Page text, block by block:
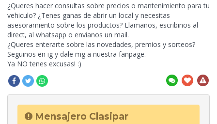
¿Queres hacer consultas sobre precios o mantenimiento para tu
vehiculo? ¿Tenes ganas de abrir un local y necesitas
asesoramiento sobre los productos? Llamanos, escribinos al
direct, al whatsapp o envianos un mail.
¿Queres enterarte sobre las novedades, premios y sorteos?
Seguinos en ig y dale mg a nuestra fanpage.
Ya NO tenes excusas! :)
Mensajero Clasipar